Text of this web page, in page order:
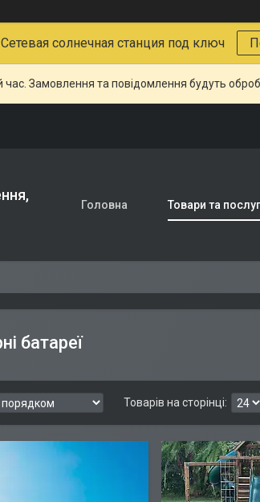
Сетевая солнечная станция под ключ
час. Замовлення та повідомлення будуть
Головна Товари та
батареї